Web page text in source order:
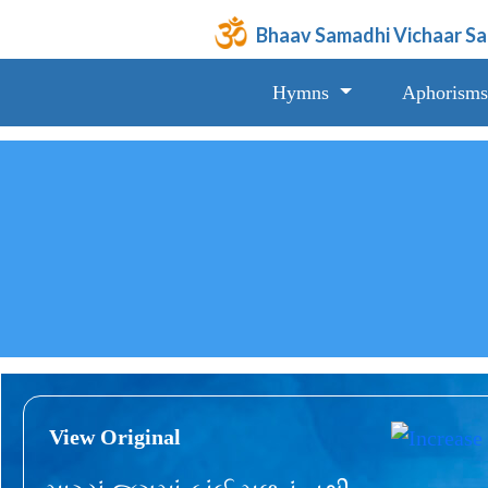
Bhaav Samadhi Vichaar
Hymns Aphorisms
View Original